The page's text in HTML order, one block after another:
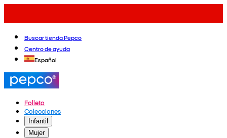
Buscar tienda Pepco
Centro de ayuda
Español
Folleto
Colecciones
Infantil
Mujer